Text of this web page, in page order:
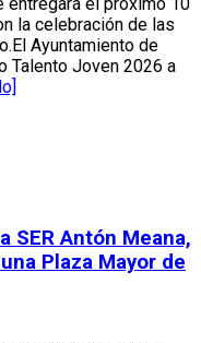
la celebración de las
Ayuntamiento de
Talento Joven 2026 a
SER Antón Meana,
Plaza Mayor de